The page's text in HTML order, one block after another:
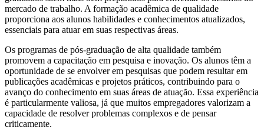
mercado de trabalho. A formação acadêmica de qualidade
proporciona aos alunos habilidades e conhecimentos atualizados,
essenciais para atuar em suas respectivas áreas.
Os programas de pós-graduação de alta qualidade também
promovem a capacitação em pesquisa e inovação. Os alunos têm a
oportunidade de se envolver em pesquisas que podem resultar em
publicações acadêmicas e projetos práticos, contribuindo para o
avanço do conhecimento em suas áreas de atuação. Essa experiência
é particularmente valiosa, já que muitos empregadores valorizam a
capacidade de resolver problemas complexos e de pensar
criticamente.